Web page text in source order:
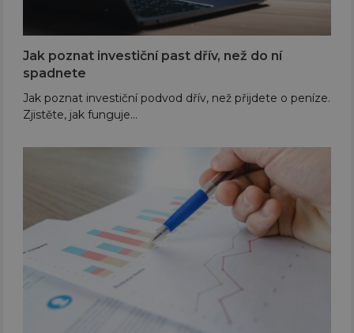
Jak poznat investiční past dřív, než do ní
spadnete
Jak poznat investiční podvod dřív, než přijdete o peníze.
Zjistěte, jak funguje…